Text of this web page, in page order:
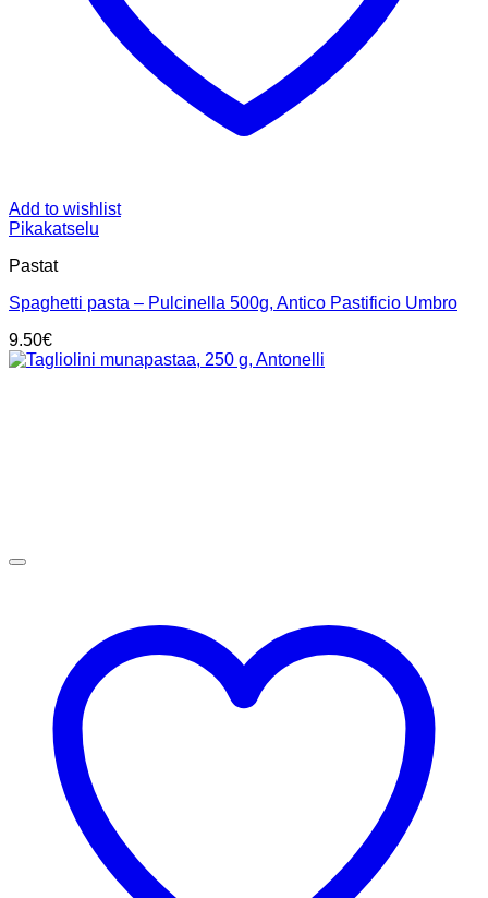
Add to wishlist
Pikakatselu
Pastat
Spaghetti pasta – Pulcinella 500g, Antico Pastificio Umbro
9.50€